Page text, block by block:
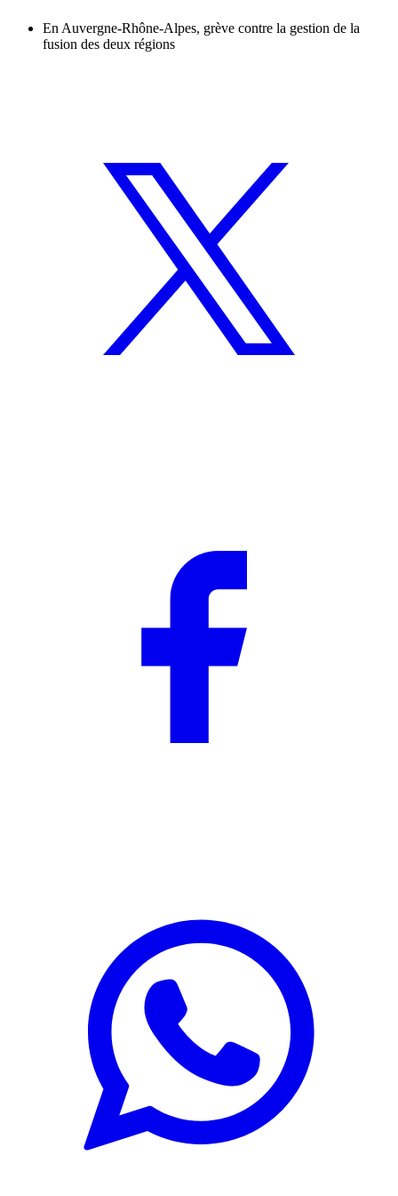
En Auvergne-Rhône-Alpes, grève contre la gestion de la
fusion des deux régions